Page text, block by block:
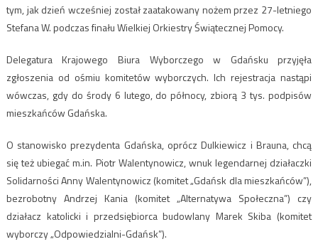
tym, jak dzień wcześniej został zaatakowany nożem przez 27-letniego
Stefana W. podczas finału Wielkiej Orkiestry Świątecznej Pomocy.
Delegatura Krajowego Biura Wyborczego w Gdańsku przyjęła
zgłoszenia od ośmiu komitetów wyborczych. Ich rejestracja nastąpi
wówczas, gdy do środy 6 lutego, do północy, zbiorą 3 tys. podpisów
mieszkańców Gdańska.
O stanowisko prezydenta Gdańska, oprócz Dulkiewicz i Brauna, chcą
się też ubiegać m.in. Piotr Walentynowicz, wnuk legendarnej działaczki
Solidarności Anny Walentynowicz (komitet „Gdańsk dla mieszkańców”),
bezrobotny Andrzej Kania (komitet „Alternatywa Społeczna”) czy
działacz katolicki i przedsiębiorca budowlany Marek Skiba (komitet
wyborczy „Odpowiedzialni-Gdańsk”).